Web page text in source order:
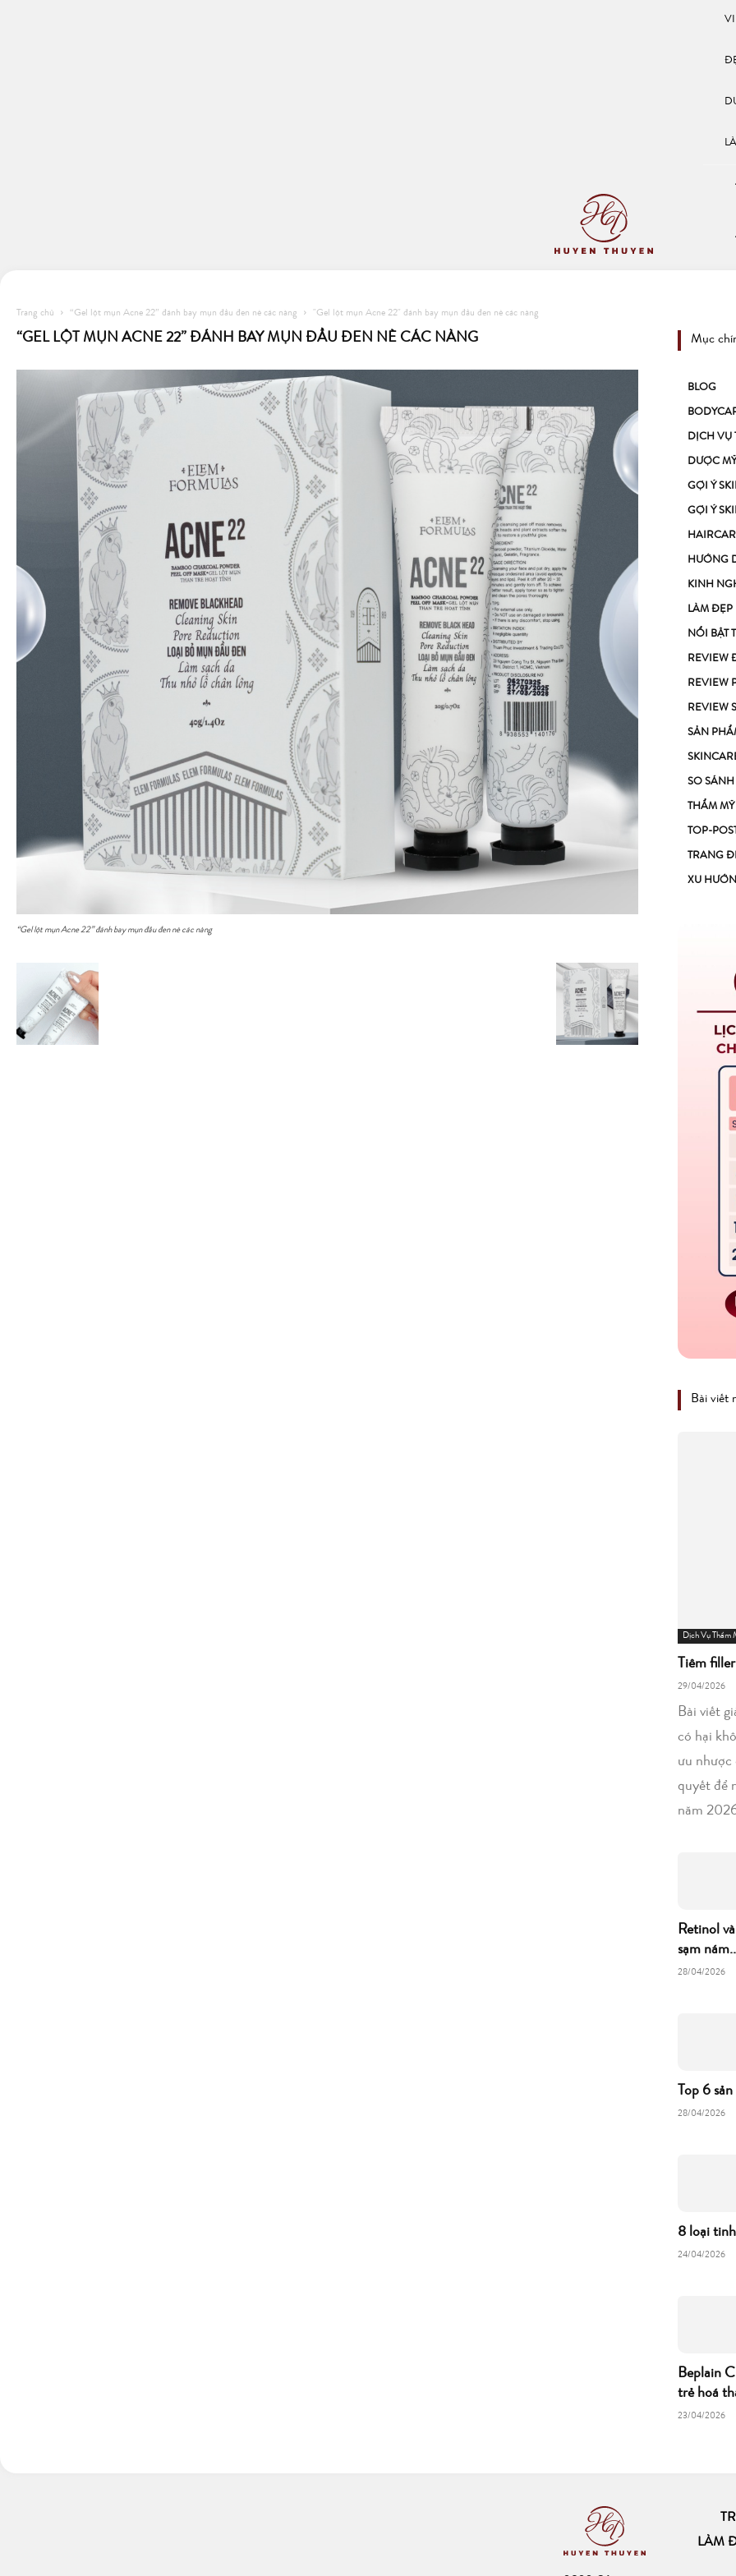
Trang chủ “Gel lột mụn Acne 22” đánh bay mụn đầu đen nè các nàng "Gel lột mụn Acne 22" đánh bay mụn đầu đen nè các nàng
“GEL LỘT MỤN ACNE 22” ĐÁNH BAY MỤN ĐẦU ĐEN NÈ CÁC NÀNG
“Gel lột mụn Acne 22” đánh bay mụn đầu đen nè các nàng
Mục
BLOG
DỊCH VỤ
DƯỢC
GỢI Ý
GỢI Ý
HƯỚNG
KINH
LÀM ĐẸP
NỔI BẬT
REVIEW
REVIEW
REVIEW
SẢN
SO
THẨM MỸ
TOP-
TRANG
XU
Bài viết
Dịch Vụ Thẩm
Tiêm
29/04/2026
Bài viết
có hại
ưu nhược
quyết để
năm
Retinol
sạm
28/04/2026
Top 6
28/04/2026
8 loại
24/04/2026
Beplain
trẻ hoá
23/04/2026
LÀM